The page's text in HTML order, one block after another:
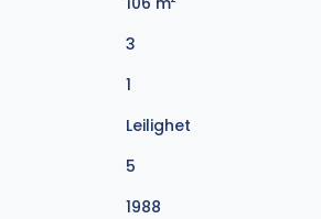
3
1
Leilighet
5
1988